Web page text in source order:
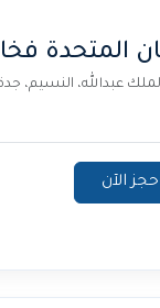
المتحدة
عبدالله، النسيم،
الآن